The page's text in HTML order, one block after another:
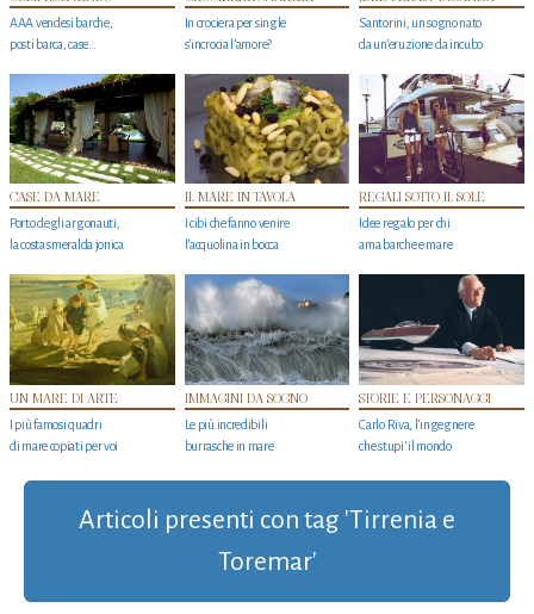
AAA vendesi barche,
posti barca, case…
In crociera per single
s'incrocia l’amore?
Santorini, un sogno nato
da un’eruzione da incubo
CASE DA MARE
Porto degli argonauti,
la costa smeralda jonica
IL MARE IN TAVOLA
I cibi che fanno venire
l’acquolina in bocca
REGALI SOTTO IL SOLE
Idee regalo per chi
ama barche e mare
UN MARE DI ARTE
I più famosi quadri
di mare copiati per voi
IMMAGINI DA SOGNO
Le più incredibili
burrasche in mare
STORIE E PERSONAGGI
Carlo Riva, l’ingegnere
che stupi' il mondo
Articoli presenti con tag 'Tirrenia e
Toremar'